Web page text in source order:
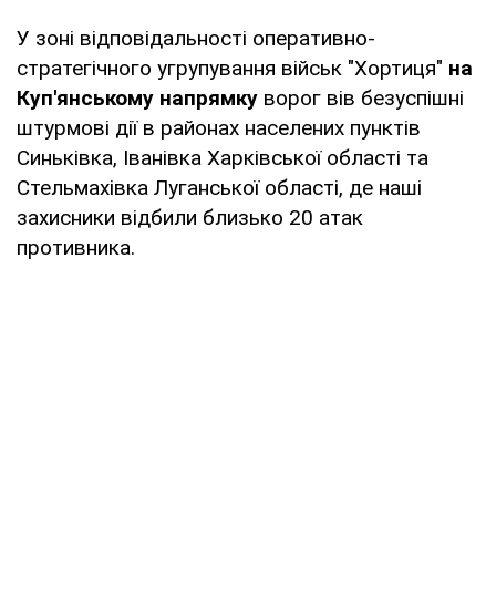
У зоні відповідальності оперативно-
стратегічного угрупування військ "Хортиця" на
Куп'янському напрямку ворог вів безуспішні
штурмові дії в районах населених пунктів
Синьківка, Іванівка Харківської області та
Стельмахівка Луганської області, де наші
захисники відбили близько 20 атак
противника.